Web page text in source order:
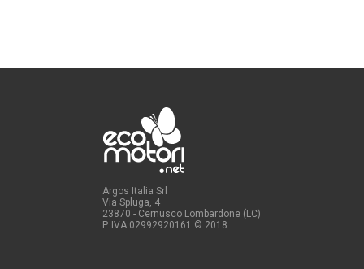
Argos Italia Srl
Via Spluga, 4
23870 - Cernusco Lombardone (LC)
P. IVA 02992920161 © 2018